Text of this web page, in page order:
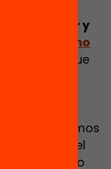
identificar y
que no
porque
de
sociales,
que sabemos
bajo nivel
de ingresos o